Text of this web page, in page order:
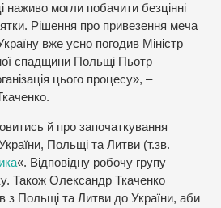
могли побачити безцінні
Рішення про привезення меча
вже усно погодив Міністр
спадщини Польщі Пьотр
цього процесу», –
й про започаткування
Польщі та Литви (т.зв.
«. Відповідну робочу групу
Також Олександр Ткаченко
з Польщі та Литви до України, аби